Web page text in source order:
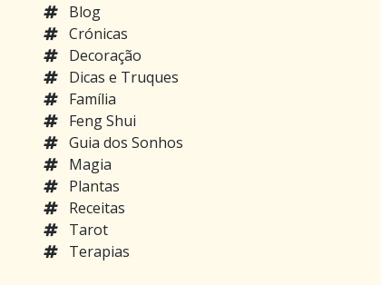
Blog
Crónicas
Decoração
Dicas e Truques
Família
Feng Shui
Guia dos Sonhos
Magia
Plantas
Receitas
Tarot
Terapias